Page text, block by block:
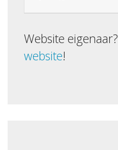
Website eigenaar?
website!